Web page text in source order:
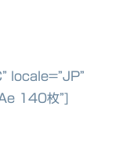
locale=”JP”
140枚”]